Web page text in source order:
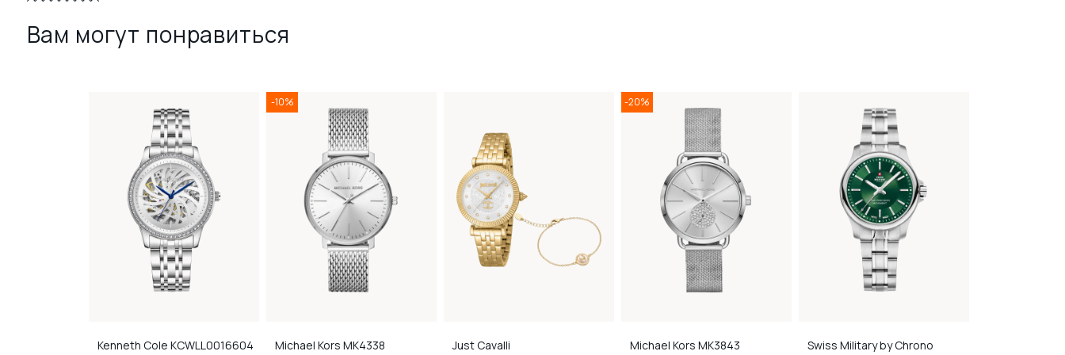
Вам могут понравиться
Kenneth Cole KCWLL0016604
-10%
Michael Kors MK4338
Just Cavalli
-20%
Michael Kors MK3843
Swiss Military by Chrono